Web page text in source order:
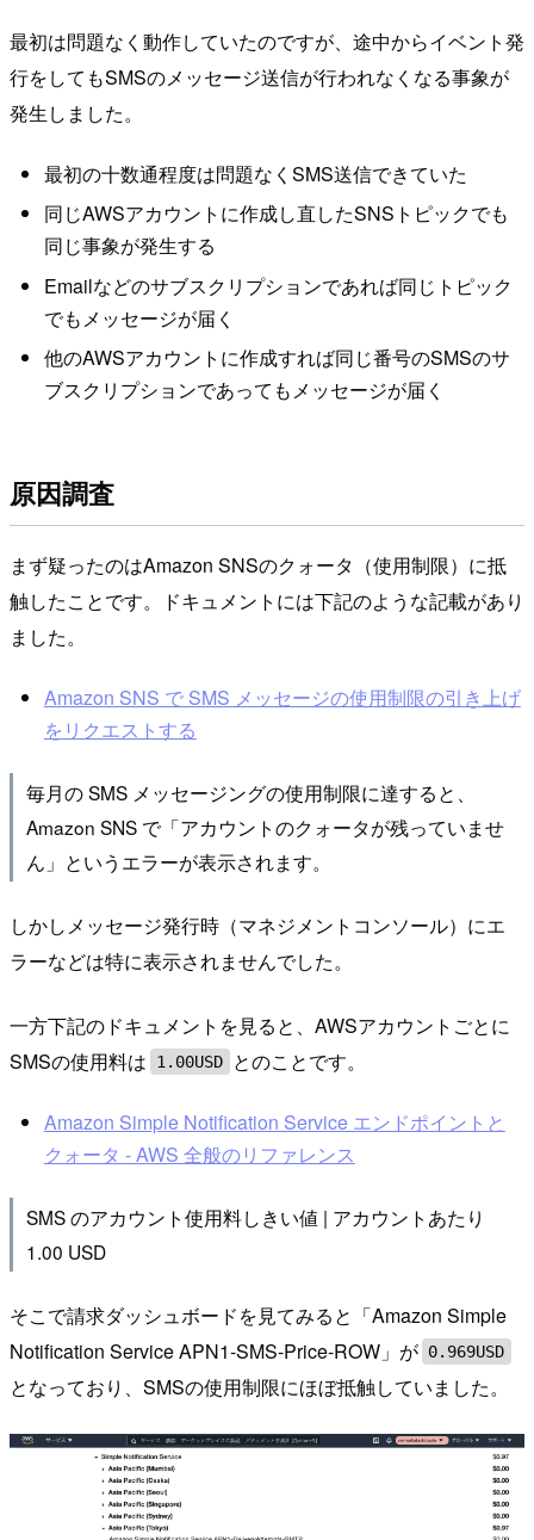
最初は問題なく動作していたのですが、途中からイベント発
行をしてもSMSのメッセージ送信が行われなくなる事象が
発生しました。
最初の十数通程度は問題なくSMS送信できていた
同じAWSアカウントに作成し直したSNSトピックでも
同じ事象が発生する
Emailなどのサブスクリプションであれば同じトピック
でもメッセージが届く
他のAWSアカウントに作成すれば同じ番号のSMSのサ
ブスクリプションであってもメッセージが届く
原因調査
まず疑ったのはAmazon SNSのクォータ（使用制限）に抵
触したことです。ドキュメントには下記のような記載があり
ました。
Amazon SNS で SMS メッセージの使用制限の引き上げ
をリクエストする
毎月の SMS メッセージングの使用制限に達すると、
Amazon SNS で「アカウントのクォータが残っていませ
ん」というエラーが表示されます。
しかしメッセージ発行時（マネジメントコンソール）にエ
ラーなどは特に表示されませんでした。
一方下記のドキュメントを見ると、AWSアカウントごとに
SMSの使用料は
1.00USD とのことです。
Amazon Simple Notification Service エンドポイントと
クォータ - AWS 全般のリファレンス
SMS のアカウント使用料しきい値 | アカウントあたり
1.00 USD
そこで請求ダッシュボードを見てみると「Amazon Simple
Notification Service APN1-SMS-Price-ROW」が 0.969USD
となっており、SMSの使用制限にほぼ抵触していました。